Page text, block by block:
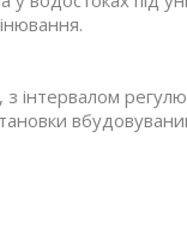
інтервалом